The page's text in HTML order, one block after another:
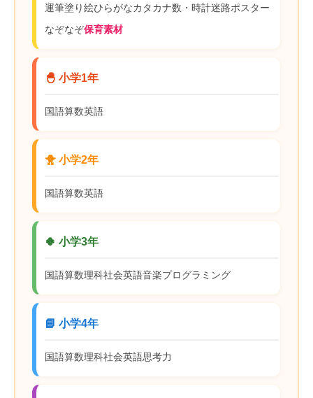
運筆塗り絵ひらがなカタカナ数・時計迷路ポスター
なぞなぞ保育素材
🐣 小学1年
国語算数英語
🐥 小学2年
国語算数英語
🍀 小学3年
国語算数理科社会英語音楽プログラミング
📘 小学4年
国語算数理科社会英語思考力